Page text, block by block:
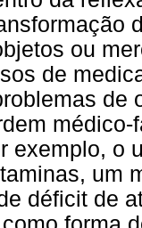
ou
de
de
exemplo, o
um
déficit de